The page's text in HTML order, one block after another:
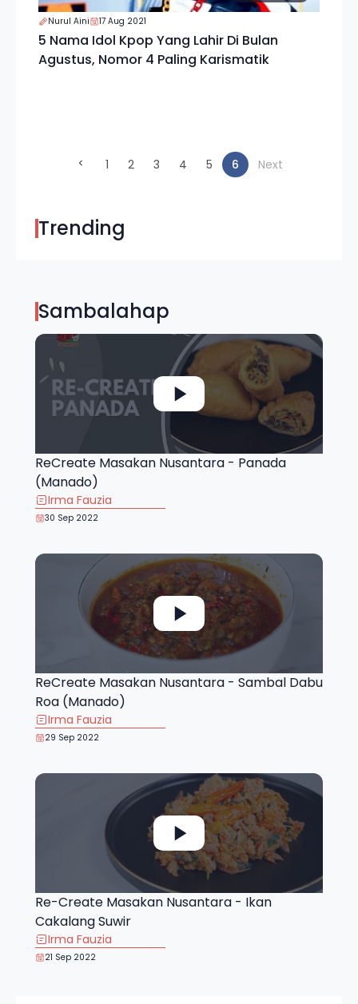
Nurul Aini 17 Aug 2021
5 Nama Idol Kpop Yang Lahir Di Bulan
Agustus, Nomor 4 Paling Karismatik
1 2 3 4 5 6 (current)
Next
Trending
Sambalahap
ReCreate Masakan Nusantara - Panada
(Manado)
Irma Fauzia
30 Sep 2022
ReCreate Masakan Nusantara - Sambal Dabu
Roa (Manado)
Irma Fauzia
29 Sep 2022
Re-Create Masakan Nusantara - Ikan
Cakalang Suwir
Irma Fauzia
21 Sep 2022